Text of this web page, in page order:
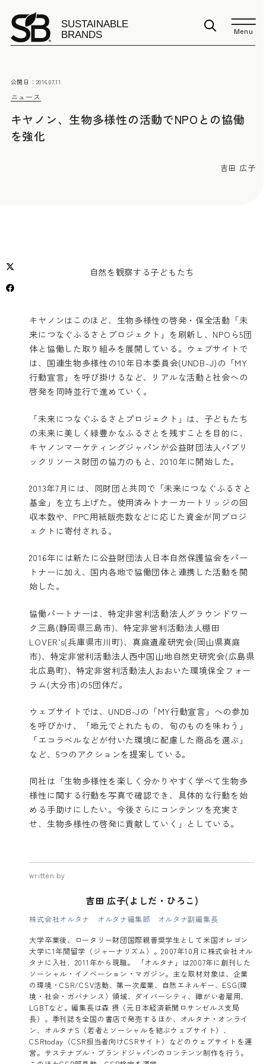
Menu
ニュース
公開日： 2016.07.11
キヤノン、生物多様性の活動でNPOとの協働
を強化
吉田 広子
自然を観察する子どもたち
キヤノンはこのほど、生物多様性の啓発・保全活動「未
来につなぐふるさとプロジェクト」を刷新し、NPOら5団
体と協働した取り組みを展開している。ウェブサイトで
は、国連生物多様性の10年日本委員会(UNDB-J)の「MY
行動宣言」を呼び掛けるなど、リアルな活動と社会への
啓発を同時並行で進めていく。
「未来につなぐふるさとプロジェクト」は、子どもたち
の未来に美しく緑豊かなふるさとを残すことを目的に、
キヤノンマーケティングジャパンが公益財団法人パブリ
ックリソース財団の協力のもと、2010年に開始した。
2013年7月には、同財団と共同で「未来につなぐふるさと
基金」を立ち上げた。使用済みトナーカートリッジの回
収本数や、PPC用紙販売数などに応じた資金が同プロジ
ェクトに寄付される。
2016年には新たに公益財団法人日本自然保護協会をパー
トナーに加え、国内各地で協働団体と連携した活動を開
始した。
協働パートナーは、特定非営利活動法人グラウンドワー
ク三島(静岡県三島市)、特定非営利活動法人棚田
LOVER’s(兵庫県市川町)、真庭遺産研究会(岡山県真庭
市)、特定非営利活動法人西中国山地自然史研究会(広島県
北広島町)、特定非営利活動法人おおいた環境保全フォー
ラム(大分市)の5団体だ。
ウェブサイトでは、UNDB-Jの「MY行動宣言」への参加
を呼びかけ、「地元でとれたもの、旬のものを味わう」
「エコラベルなどが付いた環境に配慮した商品を選ぶ」
など、5つのアクションを提案している。
同社は「生物多様性を楽しく分かりやすく学べて生物多
様性に関する行動を写真で確認でき、具体的な行動を始
める手助けにしたい。今後さらにコンテンツを充実さ
せ、生物多様性の啓発に貢献していく」としている。
written by
吉田 広子(よしだ・ひろこ)
株式会社オルタナ オルタナ編集部 オルタナ副編集長
大学卒業後、ロータリー財団国際親善奨学生として米国オレゴン
大学に1年間留学（ジャーナリズム）。2007年10月に株式会社オル
タナに入社、2011年から現職。 「オルタナ」は2007年に創刊した
ソーシャル・イノベーション・マガジン。主な取材対象は、企業
の環境・CSR/CSV活動、第一次産業、自然エネルギー、ESG(環
境・社会・ガバナンス）領域、ダイバーシティ、障がい者雇用、
LGBTなど。編集長は森 摂（元日本経済新聞ロサンゼルス支局
長）。季刊誌を全国の書店で発売するほか、オルタナ・オンライ
ン、オルタナS（若者とソーシャルを結ぶウェブサイト）、
CSRtoday（CSR担当者向けCSRサイト）などのウェブサイトを運
営。サステナブル・ブランドジャパンのコンテンツ制作を行う。